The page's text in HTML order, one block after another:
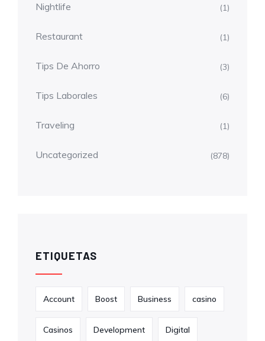
Nightlife (1)
Restaurant (1)
Tips De Ahorro (3)
Tips Laborales (6)
Traveling (1)
Uncategorized (878)
ETIQUETAS
Account Boost Business casino
Casinos Development Digital